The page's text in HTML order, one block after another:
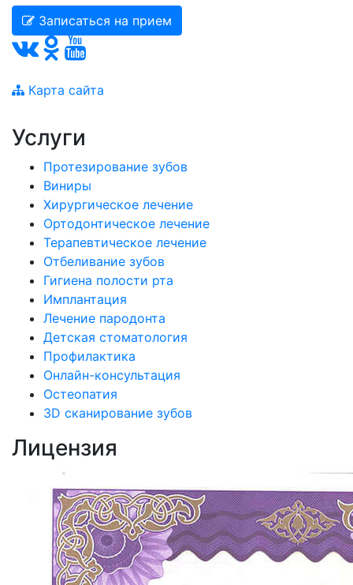
Записаться на прием
Карта сайта
Услуги
Протезирование зубов
Виниры
Хирургическое лечение
Ортодонтическое лечение
Терапевтическое лечение
Отбеливание зубов
Гигиена полости рта
Имплантация
Лечение пародонта
Детская стоматология
Профилактика
Онлайн-консультация
Остеопатия
3D сканирование зубов
Лицензия